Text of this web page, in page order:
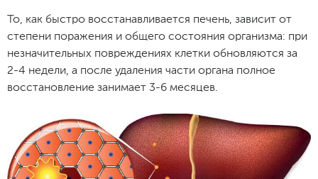
То, как быстро восстанавливается печень, зависит от
степени поражения и общего состояния организма: при
незначительных повреждениях клетки обновляются за
2-4 недели, а после удаления части органа полное
восстановление занимает 3-6 месяцев.